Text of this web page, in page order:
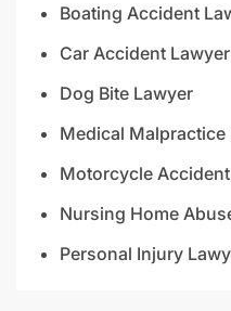
Boating Accident
Car Accident Lawyer
Dog Bite Lawyer
Medical Malpractice
Motorcycle
Nursing Home
Personal Injury